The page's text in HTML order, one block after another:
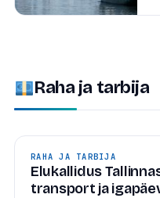
Raha ja tarbija
RAHA JA TARBIJA
Elukallidus
transport ja